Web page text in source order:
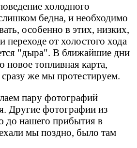
холодного
бедна, и необходимо
особенно в этих, низких,
переходе от холостого хода
"дыра". В ближайшие дни
топливная карта,
сразу же мы протестируем.
пару фотографий
Другие фотографии из
до нашего прибытия в
мы поздно, было там